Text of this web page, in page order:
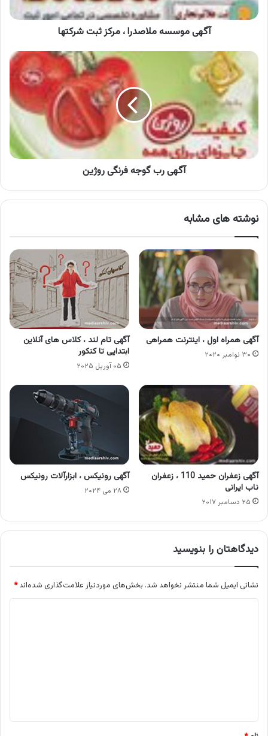
آگهی موسسه ملاصدرا ، مرکز ثبت شرکتها
آگهی
گوجه
فرنگی
روژین
آگهی رب گوجه فرنگی روژین
نوشته های مشابه
آگهی همراه اول ، اینترنت همراهی
۳۰ نوامبر ۲۰۲۰
آگهی تام لند ، کلاس های آنلاین
ابتدایی تا کنکور
۰۵ آوریل ۲۰۲۵
آگهی زعفران حمید 110 ، زعفران
ناب ایرانی
۲۵ دسامبر ۲۰۱۷
آگهی رونیکس ، ابزارآلات رونیکس
۲۸ می ۲۰۲۴
دیدگاهتان را بنویسید
نشانی ایمیل شما منتشر نخواهد شد. بخش‌های موردنیاز علامت‌گذاری شده‌اند*